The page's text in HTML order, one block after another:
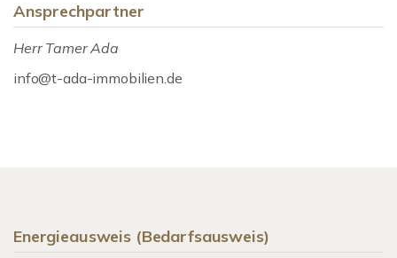
Ansprechpartner
Herr Tamer Ada
info@t-ada-immobilien.de
Energieausweis (Bedarfsausweis)